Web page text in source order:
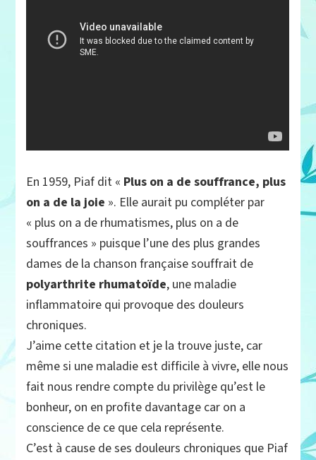
En 1959, Piaf dit « Plus on a de souffrance, plus
on a de la joie ». Elle aurait pu compléter par
« plus on a de rhumatismes, plus on a de
souffrances » puisque l’une des plus grandes
dames de la chanson française souffrait de
polyarthrite rhumatoïde, une maladie
inflammatoire qui provoque des douleurs
chroniques.
J’aime cette citation et je la trouve juste, car
même si une maladie est difficile à vivre, elle nous
fait nous rendre compte du privilège qu’est le
bonheur, on en profite davantage car on a
conscience de ce que cela représente.
C’est à cause de ses douleurs chroniques que Piaf